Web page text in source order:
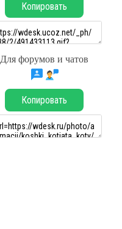
Копировать
Для форумов и чатов
Копировать